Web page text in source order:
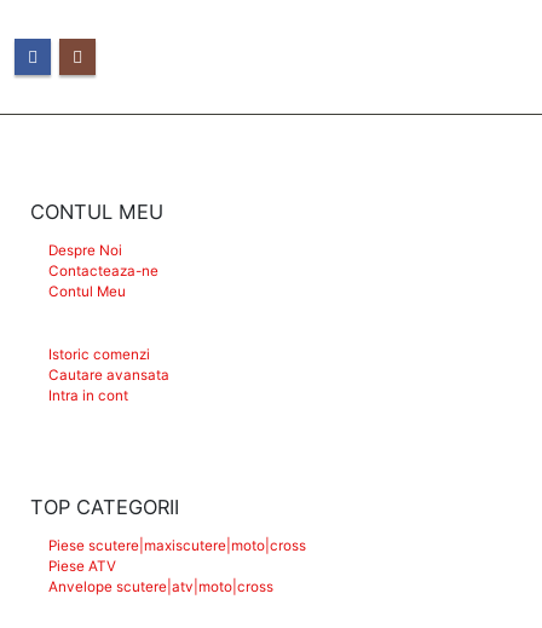
CONTUL MEU
Despre Noi
Contacteaza-ne
Contul Meu
Istoric comenzi
Cautare avansata
Intra in cont
TOP CATEGORII
Piese scutere|maxiscutere|moto|cross
Piese ATV
Anvelope scutere|atv|moto|cross